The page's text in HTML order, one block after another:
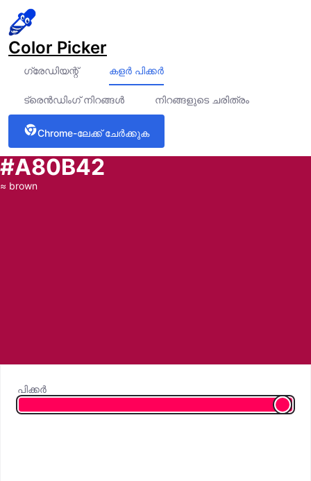
Color Picker
ഗ്രേഡിയന്റ് കളർ പിക്കർ
ട്രെൻഡിംഗ് നിറങ്ങൾ നിറങ്ങളുടെ ചരിത്രം
Chrome-ലേക്ക് ചേർക്കുക
#A80B42
≈ brown
പിക്കർ